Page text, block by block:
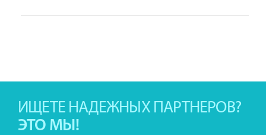
ИЩЕТЕ НАДЕЖНЫХ ПАРТНЕРОВ?
ЭТО МЫ!